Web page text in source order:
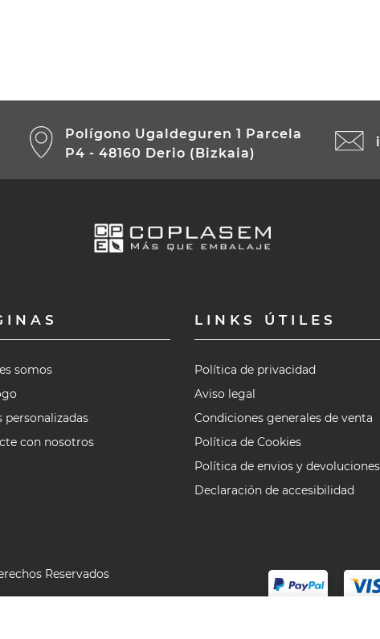
Polígono Ugaldeguren 1 Parcela
P4 - 48160 Derio (Bizkaia)
somos
personalizadas
con nosotros
LINKS ÚTILES
Política de privacidad
Aviso legal
Condiciones generales de venta
Política de Cookies
Política de envios y devoluciones
Declaración de accesibilidad
Reservados